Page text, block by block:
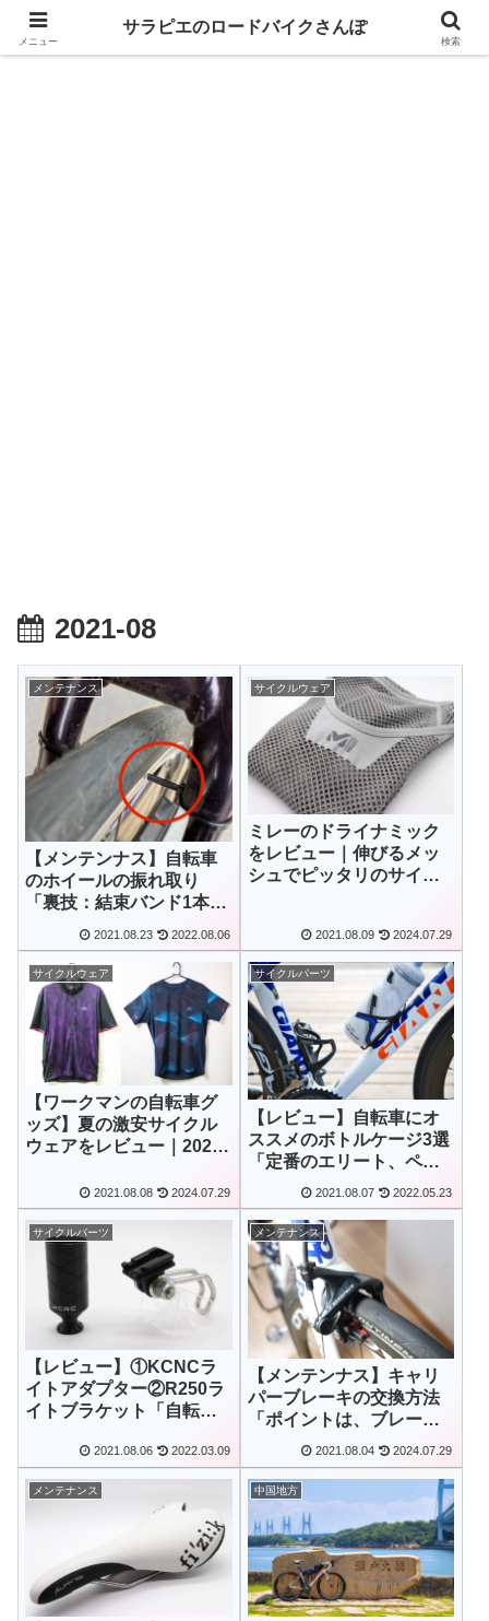
GIANT乗りが自転車パーツのレビューとロングライドの魅力を語るブログ
2021-08
メンテナンス
【メンテンナス】自転車
のホイールの振れ取り
「裏技：結束バンド1本あ
できる」
2021.08.23 2022.08.06
サイクルウェア
ミレーのドライナミック
をレビュー｜伸びるメッ
シュでピッタリのサイズ
2021.08.09 2024.07.29
サイクルウェア
【ワークマンの自転車グ
ッズ】夏の激安サイクル
ウェアをレビュー｜2022
2021.08.08 2024.07.29
サイクルパーツ
【レビュー】自転車にオ
ススメのボトルケージ3選
「定番のエリート、ペッ
トボトル対応、サイド方
式」
2021.08.07 2022.05.23
サイクルパーツ
【レビュー】①KCNCラ
イトアダプター②R250ラ
イトブラケット「自転車
増やす」2021.08.06 2022.03.09
メンテナンス
【メンテンナス】キャリ
パーブレーキの交換方法
「ポイントは、ブレーキ
シューを押さえるだけ」
2021.08.04 2024.07.29
メンテナンス 中国地方
メニュー
サラピエのロードバイクさんぽ
検索